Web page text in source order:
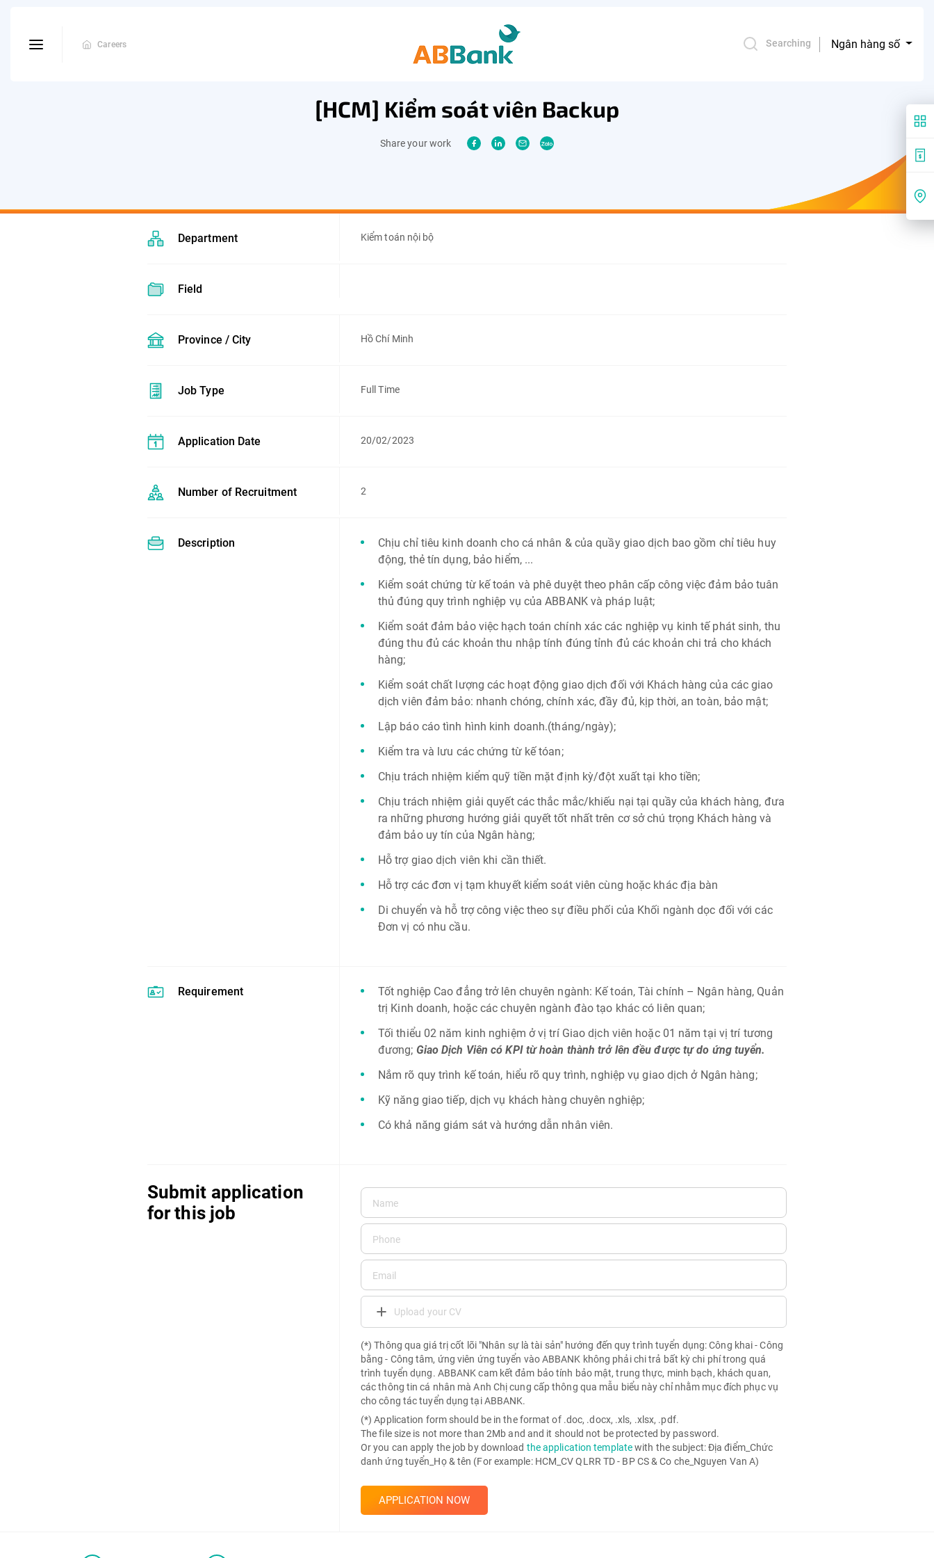
Careers Searching Ngân hàng số
[HCM] Kiểm soát viên Backup
Share your work
Department Kiểm toán nội bộ
Field
Province / City Hồ Chí Minh
Job Type Full Time
Application Date 20/02/2023
Number of Recruitment 2
Description
Chịu chỉ tiêu kinh doanh cho cá nhân & của quầy giao dịch bao gồm chỉ tiêu huy
động, thẻ tín dụng, bảo hiểm, ...
Kiểm soát chứng từ kế toán và phê duyệt theo phân cấp công việc đảm bảo tuân
thủ đúng quy trình nghiệp vụ của ABBANK và pháp luật;
Kiểm soát đảm bảo việc hạch toán chính xác các nghiệp vụ kinh tế phát sinh, thu
đúng thu đủ các khoản thu nhập tính đúng tỉnh đủ các khoản chi trả cho khách
hàng;
Kiểm soát chất lượng các hoạt động giao dịch đối với Khách hàng của các giao
dịch viên đảm bảo: nhanh chóng, chính xác, đầy đủ, kịp thời, an toàn, bảo mật;
Lập báo cáo tình hình kinh doanh.(tháng/ngày);
Kiểm tra và lưu các chứng từ kế tóan;
Chịu trách nhiệm kiểm quỹ tiền mặt định kỳ/đột xuất tại kho tiền;
Chịu trách nhiệm giải quyết các thắc mắc/khiếu nại tại quầy của khách hàng, đưa
ra những phương hướng giải quyết tốt nhất trên cơ sở chú trọng Khách hàng và
đảm bảo uy tín của Ngân hàng;
Hỗ trợ giao dịch viên khi cần thiết.
Hỗ trợ các đơn vị tạm khuyết kiểm soát viên cùng hoặc khác địa bàn
Di chuyển và hỗ trợ công việc theo sự điều phối của Khối ngành dọc đối với các
Đơn vị có nhu cầu.
Requirement
Tốt nghiệp Cao đẳng trở lên chuyên ngành: Kế toán, Tài chính – Ngân hàng, Quản
trị Kinh doanh, hoặc các chuyên ngành đào tạo khác có liên quan;
Tối thiểu 02 năm kinh nghiệm ở vị trí Giao dịch viên hoặc 01 năm tại vị trí tương
đương; Giao Dịch Viên có KPI từ hoàn thành trở lên đều được tự do ứng tuyển.
Nắm rõ quy trình kế toán, hiểu rõ quy trình, nghiệp vụ giao dịch ở Ngân hàng;
Kỹ năng giao tiếp, dịch vụ khách hàng chuyên nghiệp;
Có khả năng giám sát và hướng dẫn nhân viên.
Submit application
for this job
Upload your CV
(*) Thông qua giá trị cốt lõi "Nhân sự là tài sản" hướng đến quy trình tuyển dụng: Công khai - Công
bằng - Công tâm, ứng viên ứng tuyển vào ABBANK không phải chi trả bất kỳ chi phí trong quá
trình tuyển dụng. ABBANK cam kết đảm bảo tính bảo mật, trung thực, minh bạch, khách quan,
các thông tin cá nhân mà Anh Chị cung cấp thông qua mẫu biểu này chỉ nhằm mục đích phục vụ
cho công tác tuyển dụng tại ABBANK.
(*) Application form should be in the format of .doc, .docx, .xls, .xlsx, .pdf.
The file size is not more than 2Mb and and it should not be protected by password.
Or you can apply the job by download the application templatewith the subject: Địa điểm_Chức
danh ứng tuyển_Họ & tên (For example: HCM_CV QLRR TD - BP CS & Co che_Nguyen Van A)
APPLICATION NOW